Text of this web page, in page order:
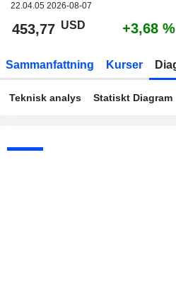
22.04.05 2026-08-07
453,77 USD +3,68 %
Sammanfattning Kurser
Teknisk analys Statiskt Diagram